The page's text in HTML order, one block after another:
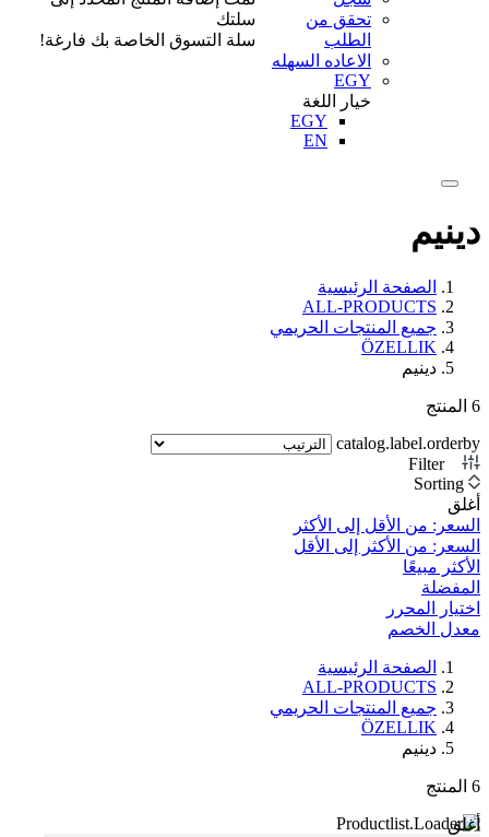
تحقق من
الطلب
الاعاده السهله
EGY
خيار اللغة
EGY
EN
سلتك
سلة التسوق الخاصة بك فارغة!
دينيم
الصفحة الرئيسية
ALL-PRODUCTS
جميع المنتجات الحريمي
ÖZELLIK
دينيم
6 المنتج
catalog.label.orderby
Filter
Sorting
أغلق
السعر: من الأقل إلى الأكثر
السعر: من الأكثر إلى الأقل
الأكثر مبيعًا
المفضلة
اختيار المحرر
معدل الخصم‎
الصفحة الرئيسية
ALL-PRODUCTS
جميع المنتجات الحريمي
ÖZELLIK
دينيم
6 المنتج
أغلق